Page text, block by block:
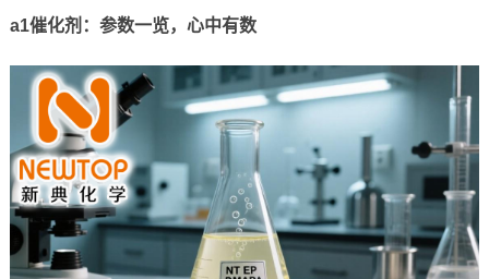
a1催化剂：参数一览，心中有数